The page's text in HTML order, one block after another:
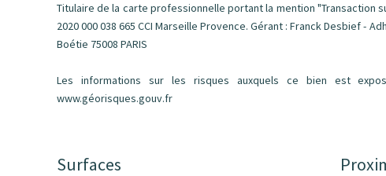
Titulaire de la carte professionnelle portant la mention "Transaction
2020 000 038 665 CCI Marseille Provence. Gérant : Franck Desbief -
Boétie 75008 PARIS
Les informations sur les risques auxquels ce bien est
www.géorisques.gouv.fr
Surfaces